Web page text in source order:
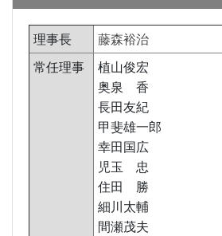
理事長
藤森裕治
常任理事
植山俊宏
奥泉 香
長田友紀
甲斐雄一郎
幸田国広
児玉 忠
住田 勝
細川太輔
間瀬茂夫